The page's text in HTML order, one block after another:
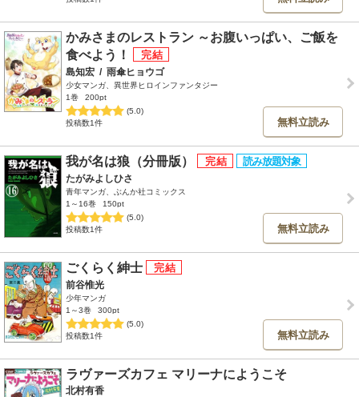
かみさまのレストラン ～お腹いっぱい、ご飯を
食べよう！
島知宏 / 雨傘ヒョウゴ
少女マンガ、異世界ヒロインファンタジー
1巻
200pt
(5.0)
投稿数1件
無料立読み
我が名は狼（分冊版）
たがみよしひさ
青年マンガ、ぶんか社コミックス
1～16巻
150pt
(5.0)
投稿数1件
無料立読み
ごくらく紳士
前谷惟光
少年マンガ
1～3巻
300pt
(5.0)
投稿数1件
無料立読み
ラヴァーズカフェ マリーナにようこそ
北村有香